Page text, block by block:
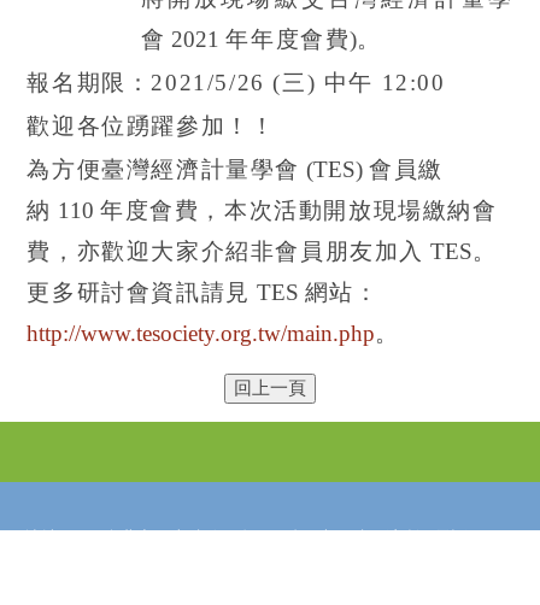
會 2021年年度會費)。
報名期限： 2021/5/26 (三) 中午 12:00
歡迎各位踴躍參加！！
為方便臺灣經濟計量學會 (TES)會員繳
納 110年度會費，本次活動開放現場繳納會
費，亦歡迎大家介紹非會員朋友加入 TES。
更多研討會資訊請見 TES 網站：
http://www.tesociety.org.tw/main.php。
地址：115台北市研究院路二段128號 中研院經濟所 / 電話：